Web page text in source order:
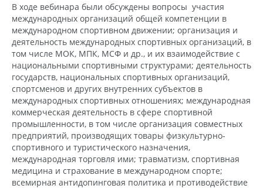
В ходе вебинара были обсуждены вопросы участия
международных организаций общей компетенции в
международном спортивном движении; организация и
деятельность международных спортивных организаций, в
том числе МОК, МПК, МСФ и др., и их взаимодействие с
национальными спортивными структурами; деятельность
государств, национальных спортивных организаций,
спортсменов и других внутренних субъектов в
международных спортивных отношениях; международная
коммерческая деятельность в сфере спортивной
промышленности, в том числе организация совместных
предприятий, производящих товары физкультурно-
спортивного и туристического назначения,
международная торговля ими; травматизм, спортивная
медицина и страхование в международном спорте;
всемирная антидопинговая политика и противодействие